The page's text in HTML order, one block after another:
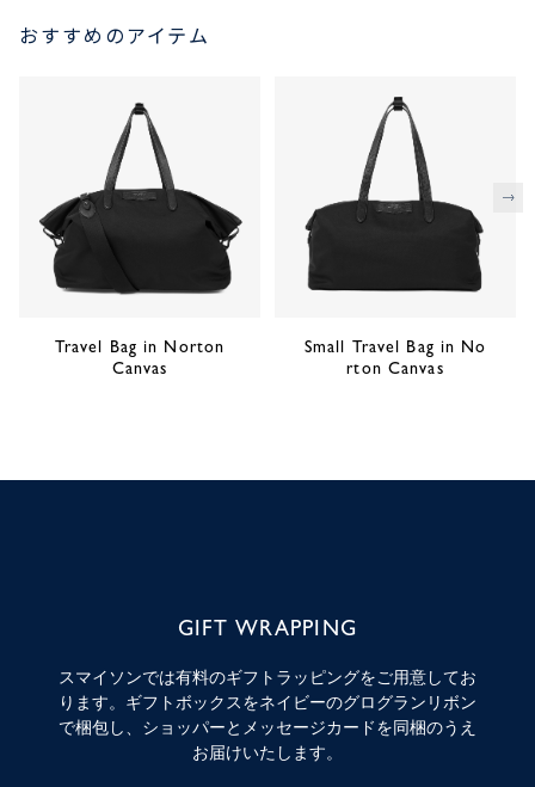
おすすめのアイテム
Travel Bag in Norton
Canvas
Small Travel Bag in No
rton Canvas
次
GIFT WRAPPING
スマイソンでは有料のギフトラッピングをご用意してお
ります。ギフトボックスをネイビーのグログランリボン
で梱包し、ショッパーとメッセージカードを同梱のうえ
お届けいたします。